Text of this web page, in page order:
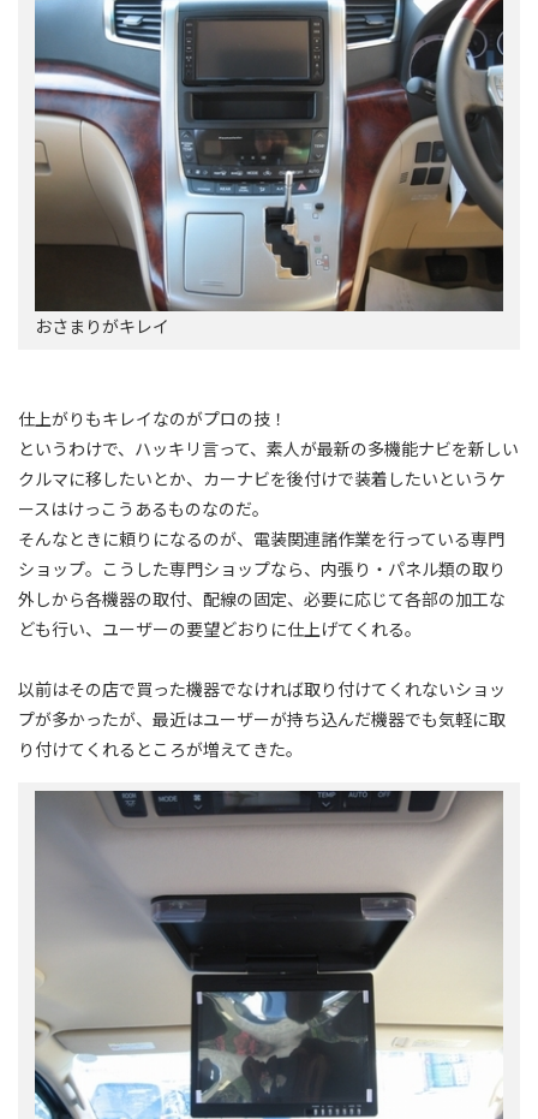
おさまりがキレイ
仕上がりもキレイなのがプロの技！
というわけで、ハッキリ言って、素人が最新の多機能ナビを新しい
クルマに移したいとか、カーナビを後付けで装着したいというケ
ースはけっこうあるものなのだ。
そんなときに頼りになるのが、電装関連諸作業を行っている専門
ショップ。こうした専門ショップなら、内張り・パネル類の取り
外しから各機器の取付、配線の固定、必要に応じて各部の加工な
ども行い、ユーザーの要望どおりに仕上げてくれる。
以前はその店で買った機器でなければ取り付けてくれないショッ
プが多かったが、最近はユーザーが持ち込んだ機器でも気軽に取
り付けてくれるところが増えてきた。